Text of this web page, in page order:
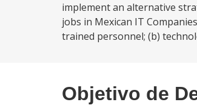
implement an alternative
jobs in Mexican IT
trained personnel; (b)
Objetivo de